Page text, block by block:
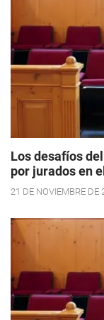
Los desafíos
por jurados en
21 DE NOVIEMBRE DE